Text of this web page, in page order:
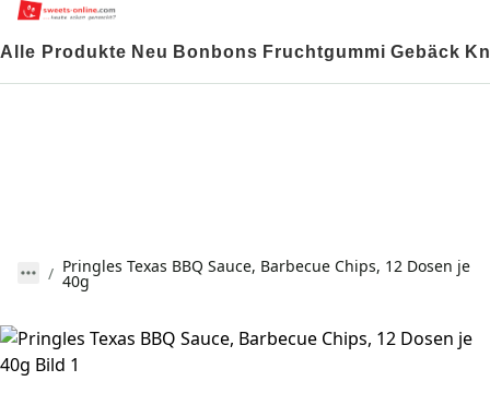
Alle Produkte Neu Bonbons Fruchtgummi Gebäck
Pringles Texas BBQ Sauce, Barbecue Chips, 12 Dosen je
40g